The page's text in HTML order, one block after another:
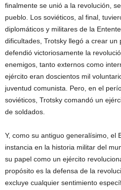
finalmente se unió a la revolución,
pueblo. Los soviéticos, al final,
diplomáticos y militares de la
dificultades, Trotsky llegó a crear un
defendió victoriosamente la
enemigos, tanto externos como
ejército eran doscientos mil
juventud comunista. Pero, en el
soviéticos, Trotsky comandó un
de soldados.
Y, como su antiguo generalísimo, el
instancia en la historia militar del
su papel como un ejército
propósito es la defensa de la
excluye cualquier sentimiento